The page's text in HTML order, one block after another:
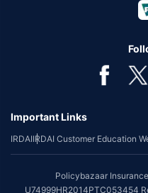
Important Links
IRDAIIRDAI Customer Education
Policybazaar
U74999HR2014PTC053454